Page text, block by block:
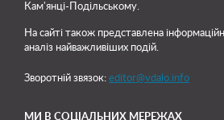
Кам'янці-Подільському.
На сайті також представлена
аналіз найважливіших подій.
Зворотній звязок: editor@vdalo.info
МИ В СОЦІАЛЬНИХ МЕРЕЖАХ